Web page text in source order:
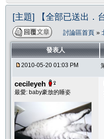
[主題] 【全部已送出．
討論區首頁 »
發表人
2010-05-20 01:03 PM
cecileyeh
最愛: baby豪放的睡姿